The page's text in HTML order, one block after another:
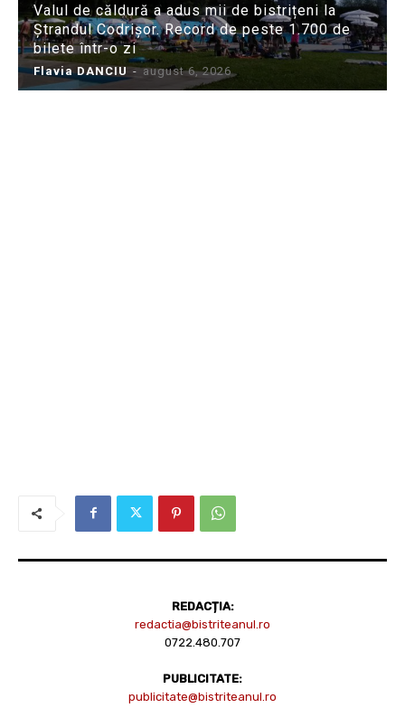
Valul de căldură a adus mii de bistrițeni la
Ștrandul Codrișor. Record de peste 1.700 de
bilete într-o zi
Flavia DANCIU - august 6, 2026
REDACȚIA:
redactia@bistriteanul.ro
0722.480.707
PUBLICITATE:
publicitate@bistriteanul.ro